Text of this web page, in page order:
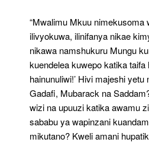
“Mwalimu Mkuu nimekusoma
ilivyokuwa, ilinifanya nikae
nikawa namshukuru Mungu
kuendelea kuwepo katika taifa
hainunuliwi!’ Hivi majeshi
Gadafi, Mubarack na
wizi na upuuzi katika awamu
sababu ya wapinzani
mikutano? Kweli amani